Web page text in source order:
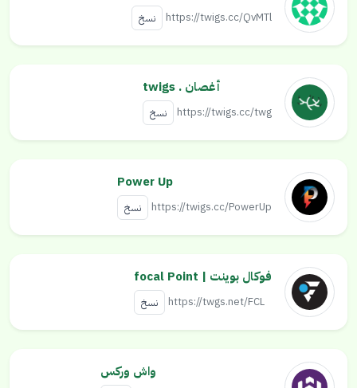
https://twigs.cc/QvMTl نسخ
أغصان . twigs
https://twigs.cc/twg نسخ
Power Up
https://twigs.cc/PowerUp نسخ
فوكال بوينت | focal Point
https://twgs.net/FCL نسخ
واش وركس